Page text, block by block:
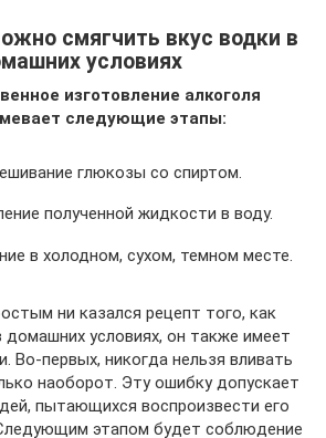
смягчить вкус водки в
условиях
изготовление алкоголя
следующие этапы:
глюкозы со спиртом.
полученной жидкости в воду.
в холодном, сухом, темном месте.
ни казался рецепт того, как
домашних условиях, он также имеет
Во-первых, никогда нельзя вливать
наоборот. Эту ошибку допускает
пытающихся воспроизвести его
этапом будет соблюдение